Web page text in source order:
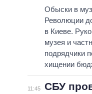
Обыски в
Революции
в Киеве.
музея и
подрядчики
хищении
11:45
СБУ